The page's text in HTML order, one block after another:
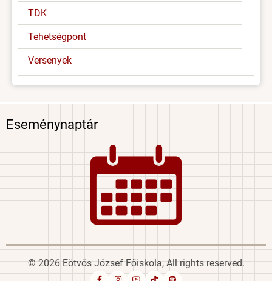
TDK
Tehetségpont
Versenyek
Eseménynaptár
Image
© 2026 Eötvös József Főiskola, All rights reserved.